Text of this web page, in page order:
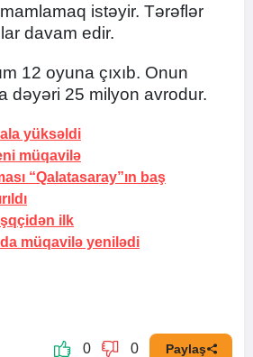
istəyir. Tərəflər
davam edir.
12 oyuna çıxıb. Onun
dəyəri 25 milyon avrodur.
yüksəldi
müqavilə
“Qalatasaray”ın baş
ilk
müqavilə yenilədi
0 0 Paylaş